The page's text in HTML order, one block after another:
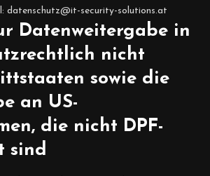
datenschutz@it-security-solutions.at
Datenweitergabe in
nicht
sowie die
an US-
die nicht DPF-
sind